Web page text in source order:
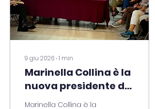
9 giu 2026 ∙1 min
Marinella Collina è la
nuova presidente di
stella maris
Marinella Collina è la